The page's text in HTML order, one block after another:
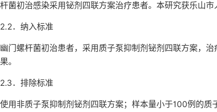
杆菌初治感染采用铋剂四联方案治疗患者。本研究获乐山
2.2．纳入标准
幽门螺杆菌初治患者，采用质子泵抑制剂铋剂四联方案，
果。
2.3．排除标准
使用非质子泵抑制剂铋剂四联方案；样本量小于100例的质